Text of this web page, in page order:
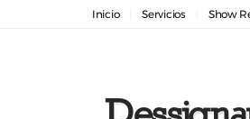
Inicio Servicios Show